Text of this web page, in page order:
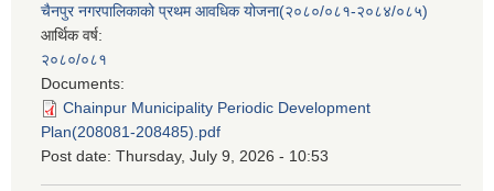
चैनपुर नगरपालिकाको प्रथम आवधिक योजना(२०८०/०८१-२०८४/०८५)
आर्थिक वर्ष:
२०८०/०८१
Documents:
Chainpur Municipality Periodic Development
Plan(208081-208485).pdf
Post date: Thursday, July 9, 2026 - 10:53